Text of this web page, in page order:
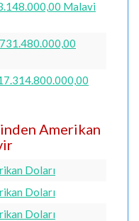
Malavi
Amerikan
Doları
Doları
Doları